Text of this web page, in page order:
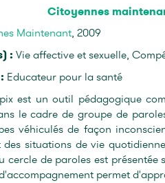
Citoyennes
Maintenant, 2009
: Vie affective et sexuelle,
Educateur pour la santé
est un outil pédagogique
le cadre de groupe de
véhiculés de façon
des situations de vie
cercle de paroles est présentée
permet